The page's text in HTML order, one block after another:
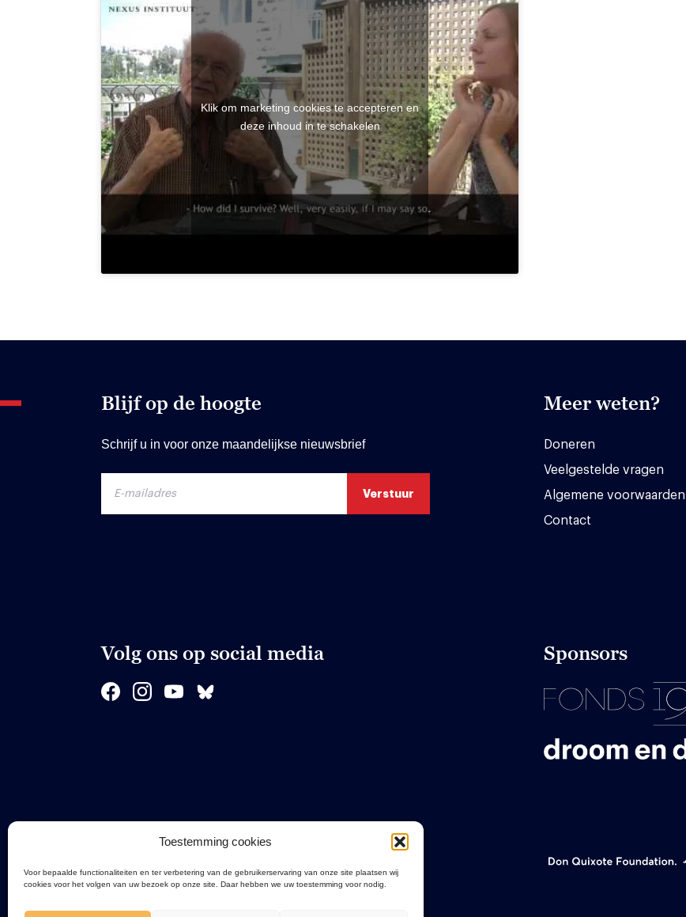
Toestemming cookies
Voor bepaalde functionaliteiten en ter verbetering van de gebruikerservaring van onze site plaatsen wij
cookies voor het volgen van uw bezoek op onze site. Daar hebben we uw toestemming voor nodig.
Klik om marketing cookies te accepteren en
deze inhoud in te schakelen
Blijf op de hoogte
Schrijf u in voor onze maandelijkse nieuwsbrief
Meer weten?
Doneren
Veelgestelde vragen
Algemene voorwaarden
Contact
Volg ons op social media Sponsors